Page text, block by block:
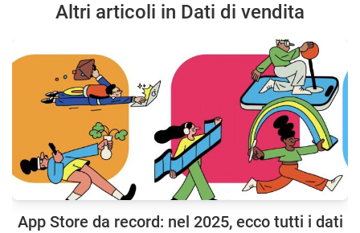
Altri articoli in Dati di vendita
App Store da record: nel 2025, ecco tutti i dati